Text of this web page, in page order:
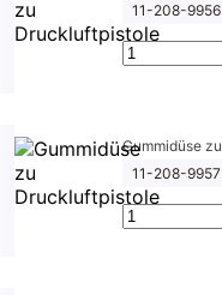
11-208-9956
Gummidüse
11-208-9957